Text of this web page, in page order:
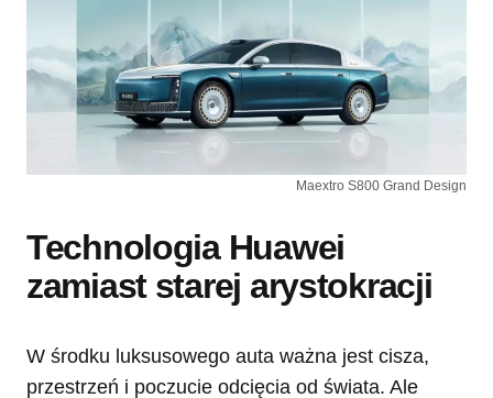
Maextro S800 Grand Design
Technologia Huawei
zamiast starej arystokracji
W środku luksusowego auta ważna jest cisza,
przestrzeń i poczucie odcięcia od świata. Ale